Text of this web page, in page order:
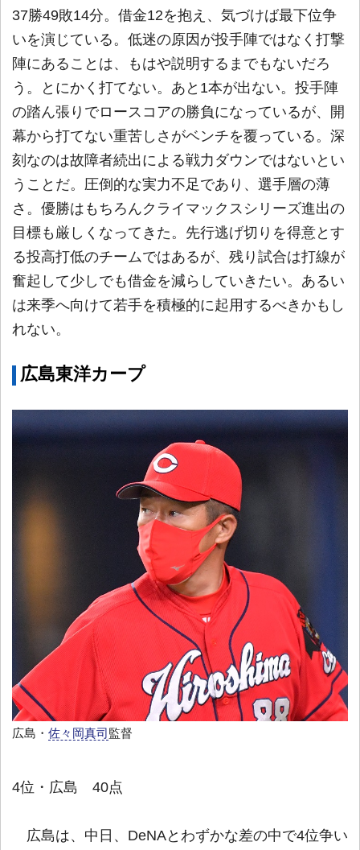
37勝49敗14分。借金12を抱え、気づけば最下位争
いを演じている。低迷の原因が投手陣ではなく打撃
陣にあることは、もはや説明するまでもないだろ
う。とにかく打てない。あと1本が出ない。投手陣
の踏ん張りでロースコアの勝負になっているが、開
幕から打てない重苦しさがベンチを覆っている。深
刻なのは故障者続出による戦力ダウンではないとい
うことだ。圧倒的な実力不足であり、選手層の薄
さ。優勝はもちろんクライマックスシリーズ進出の
目標も厳しくなってきた。先行逃げ切りを得意とす
る投高打低のチームではあるが、残り試合は打線が
奮起して少しでも借金を減らしていきたい。あるい
は来季へ向けて若手を積極的に起用するべきかもし
れない。
広島東洋カープ
広島・ 佐々岡真司 監督
4位・広島 40点
広島は、中日、DeNAとわずかな差の中で4位争い